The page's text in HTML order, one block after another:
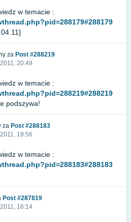
w temacie :
za Post #288219
20:49
w temacie :
podszywa!
za Post #288183
19:56
w temacie :
Post #287819
16:14